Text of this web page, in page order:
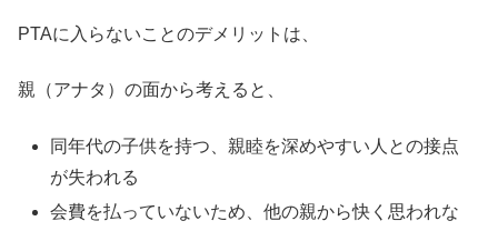
PTAに入らないことのデメリットは、
親（アナタ）の面から考えると、
同年代の子供を持つ、親睦を深めやすい人との接点
が失われる
会費を払っていないため、他の親から快く思われな